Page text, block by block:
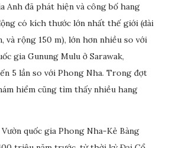
Anh đã phát hiện và công bố hang
có kích thước lớn nhất thế giới (dài
và rộng 150 m), lớn hơn nhiều so với
gia Gunung Mulu ở Sarawak,
5 lần so với Phong Nha. Trong đợt
hiểm cũng tìm thấy nhiều hang
quốc gia Phong Nha-Kẻ Bàng